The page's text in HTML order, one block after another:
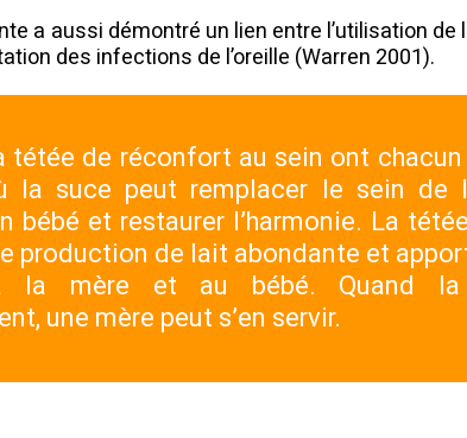
a aussi démontré un lien entre l’utilisation
des infections de l’oreille (Warren 2001).
tétée de réconfort au sein ont
la suce peut remplacer le sein de
bébé et restaurer l’harmonie. La
production de lait abondante et
la mère et au bébé. Quand
une mère peut s’en servir.